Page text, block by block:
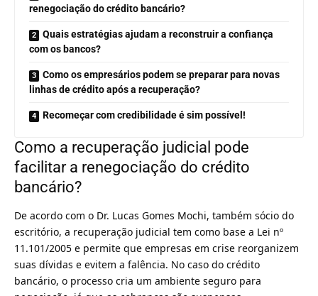
renegociação do crédito bancário?
Quais estratégias ajudam a reconstruir a confiança
com os bancos?
Como os empresários podem se preparar para novas
linhas de crédito após a recuperação?
Recomeçar com credibilidade é sim possível!
Como a recuperação judicial pode
facilitar a renegociação do crédito
bancário?
De acordo com o Dr. Lucas Gomes Mochi, também sócio do
escritório, a recuperação judicial tem como base a Lei nº
11.101/2005 e permite que empresas em crise reorganizem
suas dívidas e evitem a falência. No caso do crédito
bancário, o processo cria um ambiente seguro para